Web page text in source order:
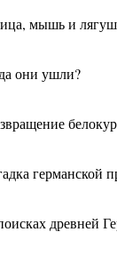
мышь и
они ушли?
германской
древней